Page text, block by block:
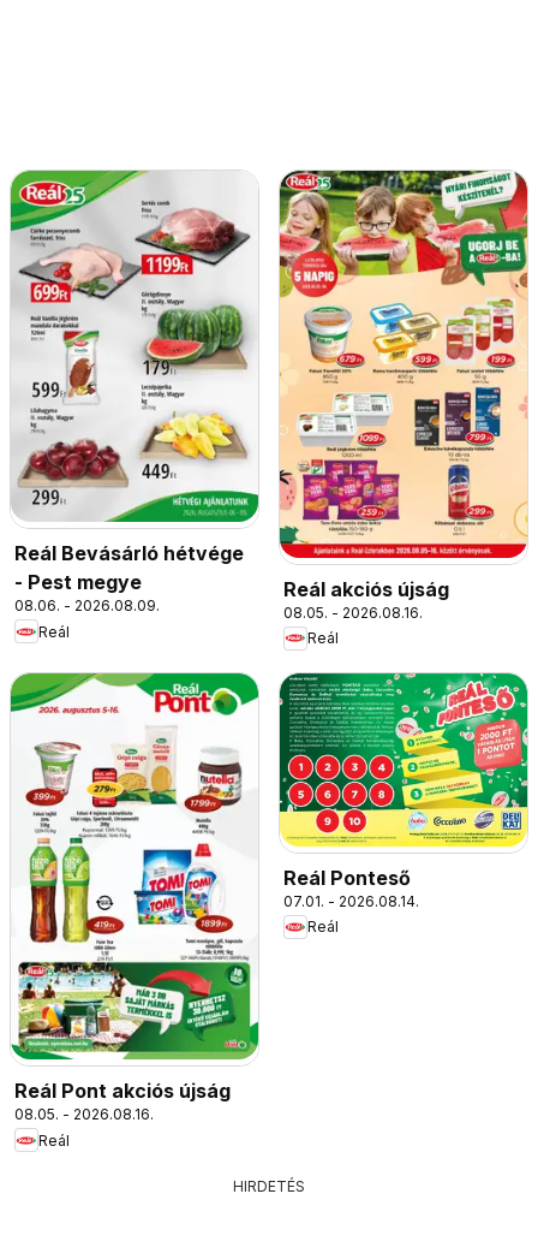
Reál Bevásárló hétvége
- Pest megye
08.06. - 2026.08.09.
Reál
Reál akciós újság
08.05. - 2026.08.16.
Reál
Reál Pont akciós újság
08.05. - 2026.08.16.
Reál
Reál Ponteső
07.01. - 2026.08.14.
Reál
HIRDETÉS